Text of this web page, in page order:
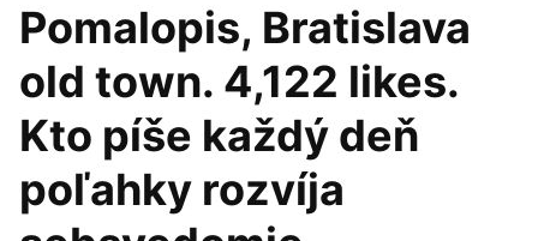
Pomalopis, Bratislava
old town. 4,122 likes.
Kto píše každý deň
poľahky rozvíja